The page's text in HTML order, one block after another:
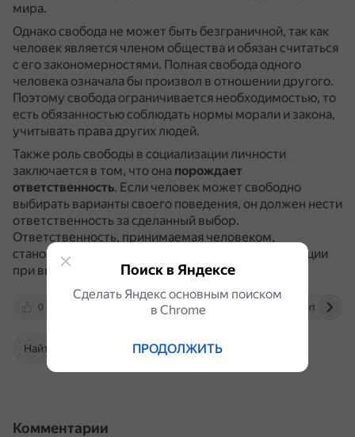
мира.
Однако свобода не может быть безграничной, так как
человек является членом общества и обязан считаться
с его закономерностями. Полная свобода одного
человека означала бы произвол в отношении другого.
Поэтому свобода ограничивается необходимостью, то
есть обязанностью соблюдать нормы морали и закона,
учитывать права других людей.
Также роль свободы в социализации личности
заключается в том, что она порождает
ответственность. Если человек может свободно
выбирать варианты своего поведения, он должен нести
ответственность за сделанный выбор.
Ответственность, принимаемая человеком,
становится фундаментом его внутренней мотивации
при выборе поведения и поступков.
0 foxford.ru infourok.ru nsportal.ru
Найти в Поиске
Комментарии
Поиск в Яндексе
Сделать Яндекс основным поиском
в Сhrome
ПРОДОЛЖИТЬ